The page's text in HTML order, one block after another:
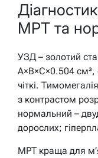
МРТ та
УЗД – золотий
A×B×C×0.504 см³,
чіткі.
з контрастом
нормальний –
дорослих;
МРТ краща для